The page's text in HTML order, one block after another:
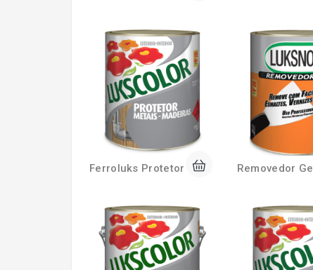
Ferroluks Protetor de Metais 900ml